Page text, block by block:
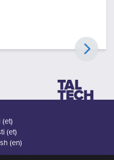
‎(et)‎
‎(et)‎
‎(en)‎